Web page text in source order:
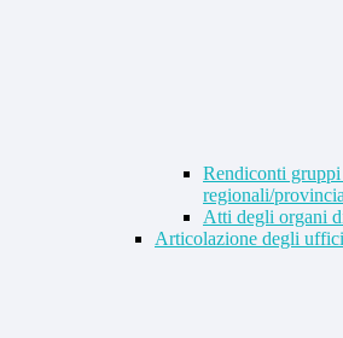
Rendiconti
regionali/
Atti degli organi
Articolazione degli uffici